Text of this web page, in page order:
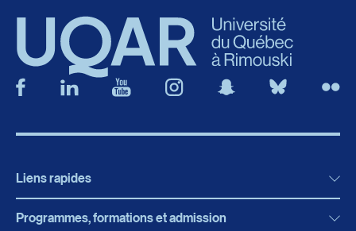
Liens rapides
Actualités
Programmes, formations et admission